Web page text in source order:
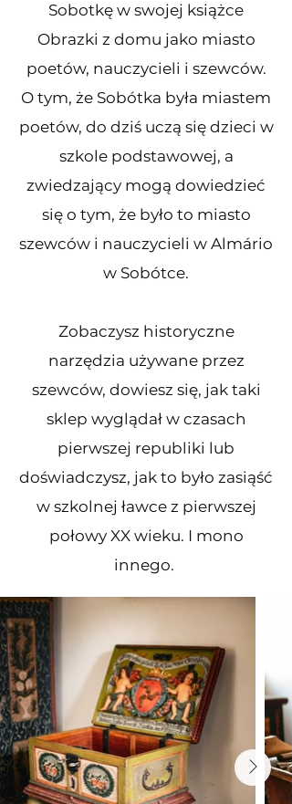
Sobotkę w swojej książce
Obrazki z domu jako miasto
poetów, nauczycieli i szewców.
O tym, że Sobótka była miastem
poetów, do dziś uczą się dzieci w
szkole podstawowej, a
zwiedzający mogą dowiedzieć
się o tym, że było to miasto
szewców i nauczycieli w Almário
w Sobótce.
Zobaczysz historyczne
narzędzia używane przez
szewców, dowiesz się, jak taki
sklep wyglądał w czasach
pierwszej republiki lub
doświadczysz, jak to było zasiąść
w szkolnej ławce z pierwszej
połowy XX wieku. I mono
innego.